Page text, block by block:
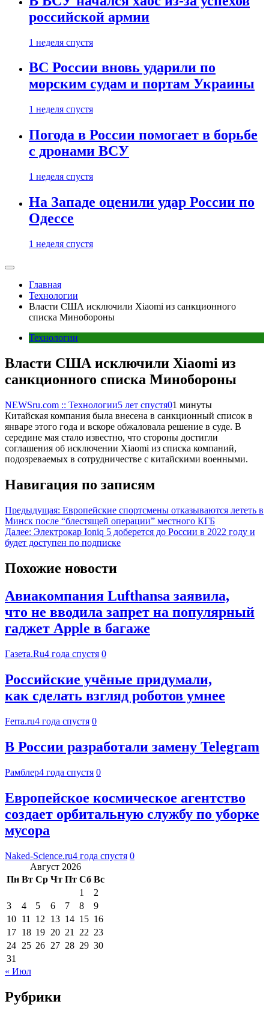
российской армии
1 неделя спустя
ВС России вновь ударили по
морским судам и портам Украины
1 неделя спустя
Погода в России помогает в борьбе
с дронами ВСУ
1 неделя спустя
На Западе оценили удар России по
Одессе
1 неделя спустя
Главная
Технологии
Власти США исключили Xiaomi из санкционного
списка Минобороны
Технологии
Власти США исключили Xiaomi из
санкционного списка Минобороны
NEWSru.com :: Технологии5 лет спустя01 минуты
Китайская компания была внесена в санкционный список в
январе этого года и вскоре обжаловала решение в суде. В
середине мая стало известно, что стороны достигли
соглашения об исключении Xiaomi из списка компаний,
подозреваемых в сотрудничестве с китайскими военными.
Навигация по записям
Предыдущая: Европейские спортсмены отказываются лететь в
Минск после “блестящей операции” местного КГБ
Далее: Электрокар Ioniq 5 доберется до России в 2022 году и
будет доступен по подписке
Похожие новости
Авиакомпания Lufthansa заявила,
что не вводила запрет на популярный
гаджет Apple в багаже
Газета.Ru4 года спустя 0
Российские учёные придумали,
как сделать взгляд роботов умнее
Ferra.ru4 года спустя 0
В России разработали замену Telegram
Рамблер4 года спустя 0
Европейское космическое агентство
создает орбитальную службу по уборке
мусора
Naked-Science.ru4 года спустя 0
Август 2026
Пн Вт Ср Чт Пт Сб Вс
1
2
3
4 5 6 7 8
9
10 11 12 13 14 15 16
17 18 19 20 21 22 23
24 25 26 27 28 29 30
31
« Июл
Рубрики